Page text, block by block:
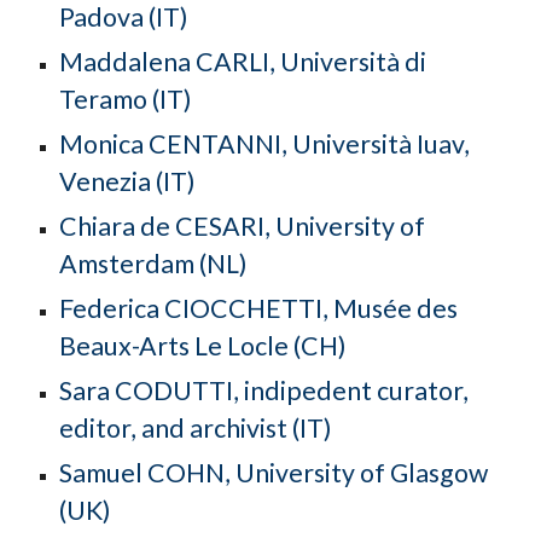
Padova (IT)
Maddalena CARLI, Università di
Teramo (IT)
Monica CENTANNI, Università Iuav,
Venezia (IT)
Chiara de CESARI, University of
Amsterdam (NL)
Federica CIOCCHETTI, Musée des
Beaux-Arts Le Locle (CH)
Sara CODUTTI, indipedent curator,
editor, and archivist (IT)
Samuel COHN, University of Glasgow
(UK)